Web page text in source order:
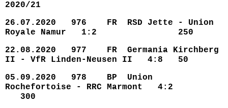
2020/21
26.07.2020 976 FR RSD Jette - Union
Royale Namur 1:2 250
22.08.2020 977 FR Germania Kirchberg
II - VfR Linden-Neusen II 4:8 50
05.09.2020 978 BP Union
Rochefortoise - RRC Marmont 4:2
300